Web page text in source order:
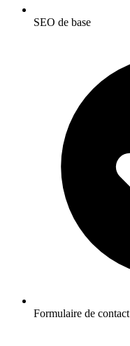
SEO de base
Formulaire de contact